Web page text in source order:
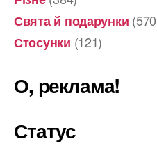
Свята й подарунки
Стосунки (121)
О, реклама!
Статус